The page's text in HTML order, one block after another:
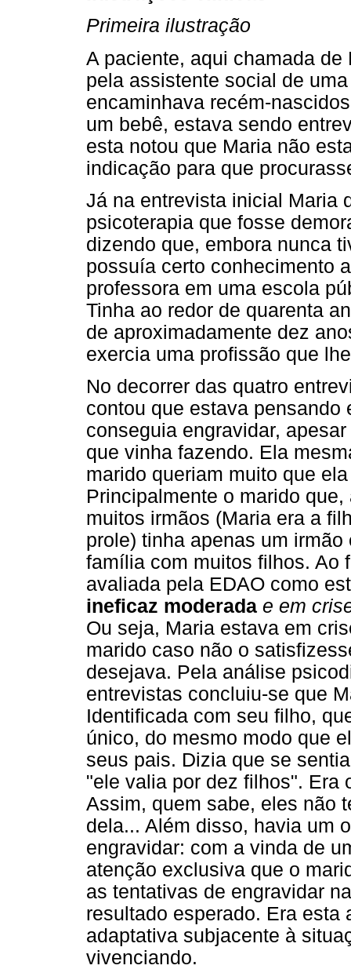
Primeira ilustração
A paciente, aqui chamada
pela assistente social de
encaminhava recém-
um bebê, estava sendo
esta notou que Maria não
indicação para que
Já na entrevista inicial Maria
psicoterapia que fosse
dizendo que, embora nunca
possuía certo conhecimento
professora em uma escola
Tinha ao redor de quarenta
de aproximadamente dez
exercia uma profissão que
No decorrer das quatro
contou que estava pensando
conseguia engravidar,
que vinha fazendo. Ela
marido queriam muito que
Principalmente o marido
muitos irmãos (Maria era a
prole) tinha apenas um
família com muitos filhos. Ao
avaliada pela EDAO como
ineficaz moderada e em
Ou seja, Maria estava em
marido caso não o
desejava. Pela análise
entrevistas concluiu-se que
Identificada com seu filho,
único, do mesmo modo que
seus pais. Dizia que se
"ele valia por dez filhos". Era
Assim, quem sabe, eles não
dela... Além disso, havia um
engravidar: com a vinda de
atenção exclusiva que o
as tentativas de engravidar
resultado esperado. Era
adaptativa subjacente à
vivenciando.